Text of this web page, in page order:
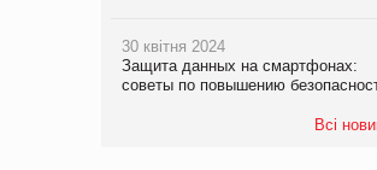
30 квітня 2024
Защита данных на смартфонах:
советы по повышению
Всі